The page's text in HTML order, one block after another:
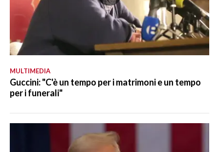
MULTIMEDIA
Guccini: "C'è un tempo per i matrimoni e un tempo
per i funerali"